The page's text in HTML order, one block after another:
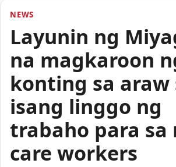
NEWS
Layunin ng
na magkaroon
konting sa araw
isang linggo ng
trabaho para sa
care workers